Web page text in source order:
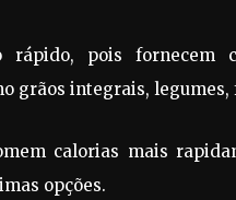
rápido, pois fornecem
grãos integrais, legumes,
calorias mais
opções.